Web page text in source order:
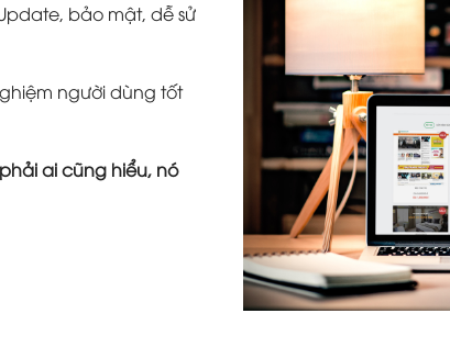
bảo mật, dễ sử
người dùng tốt
ai cũng hiểu, nó